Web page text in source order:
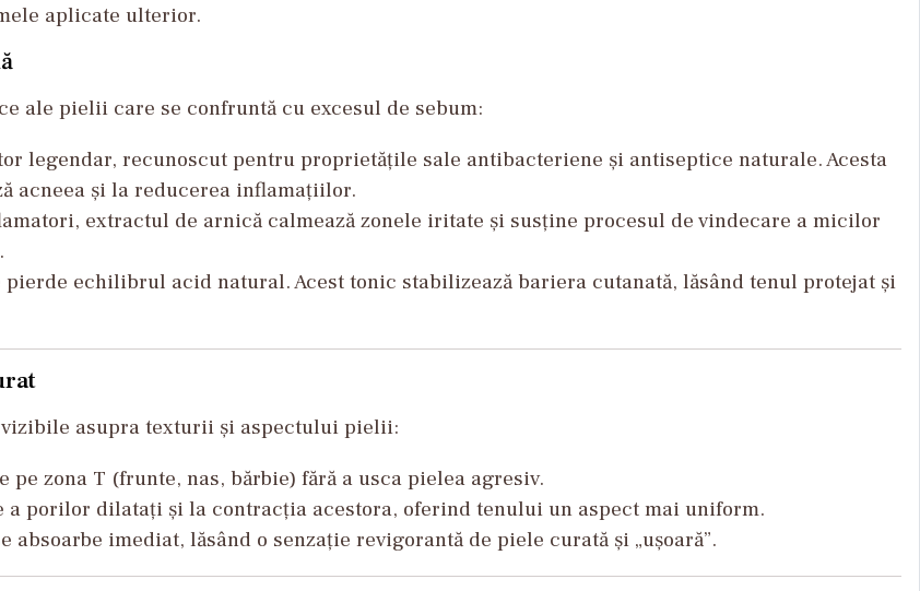
aplicate ulterior.
ale pielii care se confruntă cu excesul de sebum:
legendar, recunoscut pentru proprietățile sale antibacteriene și antiseptice naturale. Acesta
acneea și la reducerea inflamațiilor.
extractul de arnică calmează zonele iritate și susține procesul de vindecare a micilor
pierde echilibrul acid natural. Acest tonic stabilizează bariera cutanată, lăsând tenul protejat și
asupra texturii și aspectului pielii:
pe zona T (frunte, nas, bărbie) fără a usca pielea agresiv.
a porilor dilatați și la contracția acestora, oferind tenului un aspect mai uniform.
imediat, lăsând o senzație revigorantă de piele curată și „ușoară”.